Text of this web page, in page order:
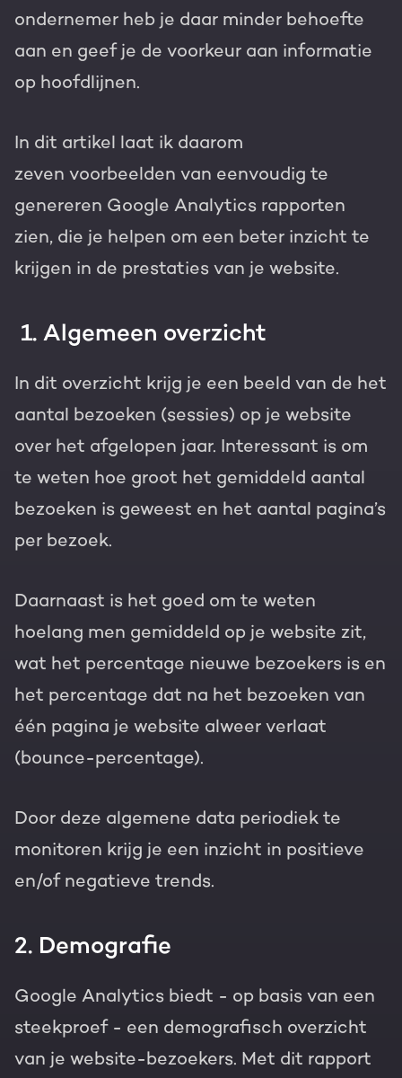
ondernemer heb je daar minder behoefte
aan en geef je de voorkeur aan informatie
op hoofdlijnen.
In dit artikel laat ik daarom
zeven voorbeelden van eenvoudig te
genereren Google Analytics rapporten
zien, die je helpen om een beter inzicht te
krijgen in de prestaties van je website.
1. Algemeen overzicht
In dit overzicht krijg je een beeld van de het
aantal bezoeken (sessies) op je website
over het afgelopen jaar. Interessant is om
te weten hoe groot het gemiddeld aantal
bezoeken is geweest en het aantal pagina’s
per bezoek.
Daarnaast is het goed om te weten
hoelang men gemiddeld op je website zit,
wat het percentage nieuwe bezoekers is en
het percentage dat na het bezoeken van
één pagina je website alweer verlaat
(bounce-percentage).
Door deze algemene data periodiek te
monitoren krijg je een inzicht in positieve
en/of negatieve trends.
2. Demografie
Google Analytics biedt - op basis van een
steekproef - een demografisch overzicht
van je website-bezoekers. Met dit rapport